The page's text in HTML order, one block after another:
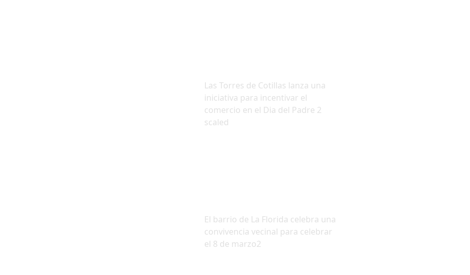
Las Torres de Cotillas lanza una
iniciativa para incentivar el
comercio en el Dia del Padre 2
scaled
El barrio de La Florida celebra una
convivencia vecinal para celebrar
el 8 de marzo2